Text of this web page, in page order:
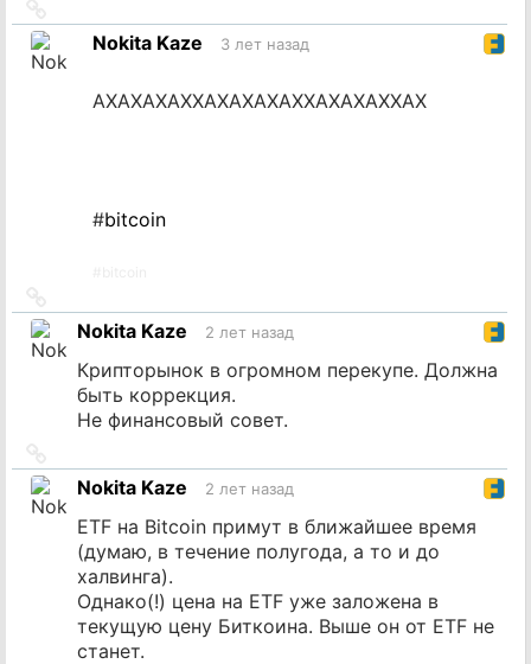
на
источникNokita Kaze 3 лет назад
АХАХАХАХХАХАХАХАХХАХАХАХХАХ
#bitcoin
на
источник
Nokita Kaze 2 лет назад
Крипторынок в огромном перекупе. Должна
быть коррекция.
Не финансовый совет.
на
источник
Nokita Kaze 2 лет назад
ETF на Bitcoin примут в ближайшее время
(думаю, в течение полугода, а то и до
халвинга).
Однако(!) цена на ETF уже заложена в
текущую цену Биткоина. Выше он от ETF не
станет.